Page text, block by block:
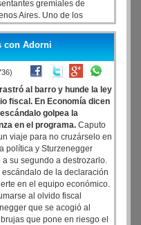
gremiales de
Aires. Uno de los
por la libertad de la
Durante su
contundente que
es la lucha del
de este espacio.
con Adorni
al barro y hunde la ley
fiscal. En Economía dicen
golpea la
en el programa. Caputo
viaje para no cruzárselo en
política y Sturzenegger
a su segundo a destrozarlo.
de la declaración
en el equipo económico.
al olvido fiscal
que se acogió al
que pone en riesgo el